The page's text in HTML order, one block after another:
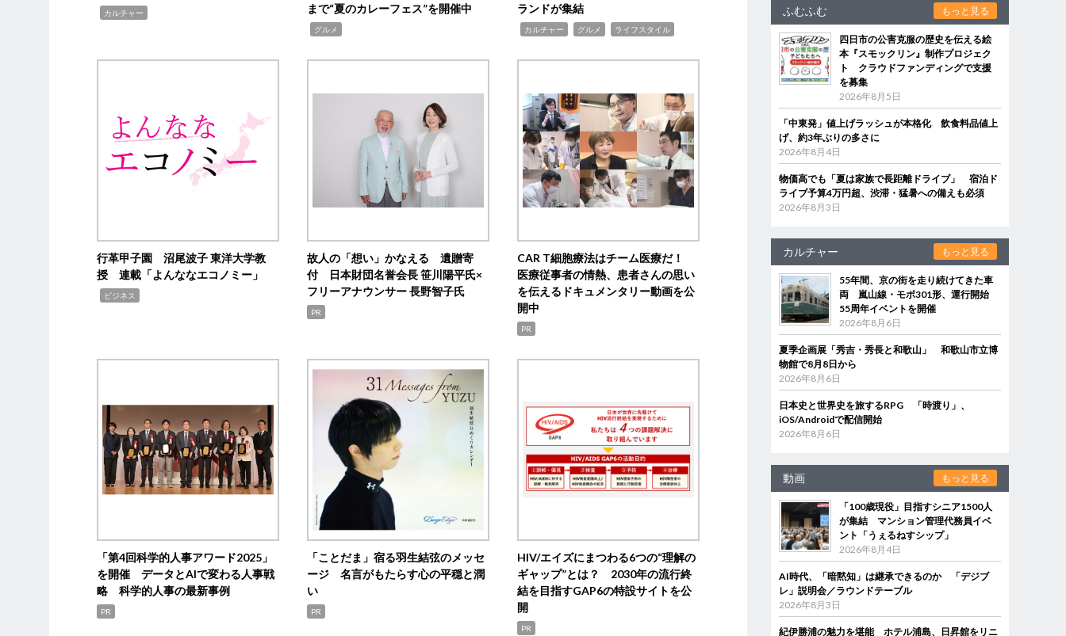
カルチャー
まで“夏のカレーフェス”を開催中
グルメ
ランドが集結
カルチャー グルメ ライフスタイル
行革甲子園 沼尾波子 東洋大学教
授 連載「よんななエコノミー」
ビジネス
故人の「想い」かなえる 遺贈寄
付 日本財団名誉会長 笹川陽平氏×
フリーアナウンサー 長野智子氏
PR
CAR T細胞療法はチーム医療だ！
医療従事者の情熱、患者さんの思い
を伝えるドキュメンタリー動画を公
開中
PR
「第4回科学的人事アワード2025」
を開催 データとAIで変わる人事戦
略 科学的人事の最新事例
PR
「ことだま」宿る羽生結弦のメッセ
ージ 名言がもたらす心の平穏と潤
い
PR
HIV/エイズにまつわる6つの“理解の
ギャップ”とは？ 2030年の流行終
結を目指すGAP6の特設サイトを公
開
PR
ふむふむ もっと見る
四日市の公害克服の歴史を伝える絵
本『スモックリン』制作プロジェク
ト クラウドファンディングで支援
を募集
2026年8月5日
「中東発」値上げラッシュが本格化 飲食料品値上
げ、約3年ぶりの多さに
2026年8月4日
物価高でも「夏は家族で長距離ドライブ」 宿泊ド
ライブ予算4万円超、渋滞・猛暑への備えも必須
2026年8月3日
カルチャー もっと見る
55年間、京の街を走り続けてきた車
両 嵐山線・モボ301形、運行開始
55周年イベントを開催
2026年8月6日
夏季企画展「秀吉・秀長と和歌山」 和歌山市立博
物館で8月8日から
2026年8月6日
日本史と世界史を旅するRPG 「時渡り」、
iOS/Androidで配信開始
2026年8月6日
動画 もっと見る
「100歳現役」目指すシニア1500人
が集結 マンション管理代務員イベ
ント「うぇるねすシップ」
2026年8月4日
AI時代、「暗黙知」は継承できるのか 「デジブ
レ」説明会／ラウンドテーブル
2026年8月3日
紀伊勝浦の魅力を堪能 ホテル浦島、日昇館をリニ